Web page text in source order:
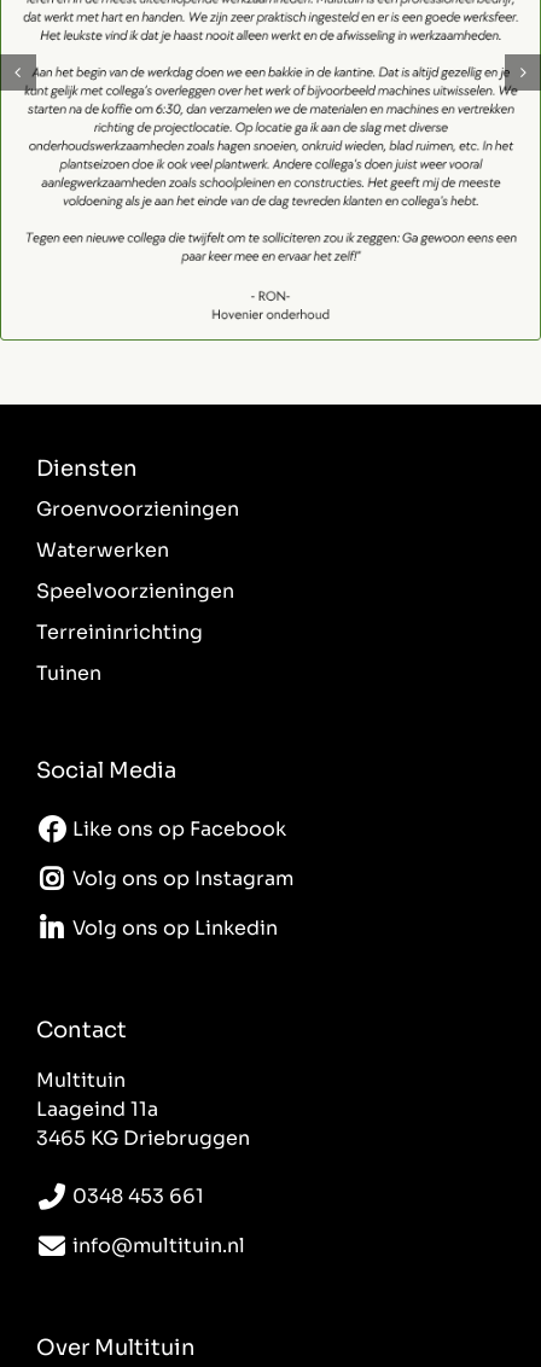
Diensten
Groenvoorzieningen
Waterwerken
Speelvoorzieningen
Terreininrichting
Tuinen
Social Media
Like ons op Facebook
Volg ons op Instagram
Volg ons op Linkedin
Contact
Multituin
Laageind 11a
3465 KG Driebruggen
0348 453 661
info@multituin.nl
Over Multituin